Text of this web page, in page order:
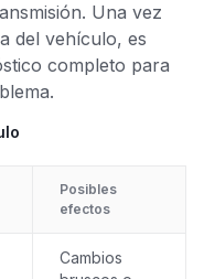
Una vez
del vehículo, es
completo para
Posibles
efectos
Cambios